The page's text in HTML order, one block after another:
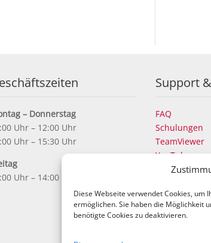
Diese Webseite verwendet Cookies, um
ermöglichen. Sie haben die Möglichkeit
benötigte Cookies zu deaktivieren.
– Donnerstag
Uhr – 12:00 Uhr
Uhr – 15:30 Uhr
Uhr – 14:00 Uhr
Support
FAQ
Schulungen
TeamViewer
YouTube
Instagram